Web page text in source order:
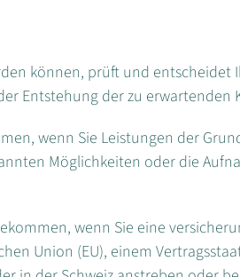
können, prüft und
Entstehung der zu erwartenden
wenn Sie Leistungen der
Möglichkeiten oder die
wenn Sie eine
Union (EU), einem